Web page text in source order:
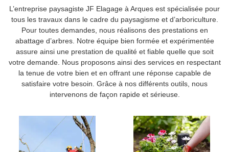
L’entreprise paysagiste JF Elagage à Arques est spécialisée pour
tous les travaux dans le cadre du paysagisme et d’arboriculture.
Pour toutes demandes, nous réalisons des prestations en
abattage d’arbres. Notre équipe bien formée et expérimentée
assure ainsi une prestation de qualité et fiable quelle que soit
votre demande. Nous proposons ainsi des services en respectant
la tenue de votre bien et en offrant une réponse capable de
satisfaire votre besoin. Grâce à nos différents outils, nous
intervenons de façon rapide et sérieuse.